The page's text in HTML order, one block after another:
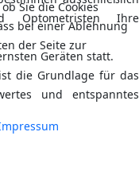
Optometristen Ihre
Geräten statt.
die Grundlage für das
und entspanntes
Sie die Cookies
bei einer Ablehnung
der Seite zur